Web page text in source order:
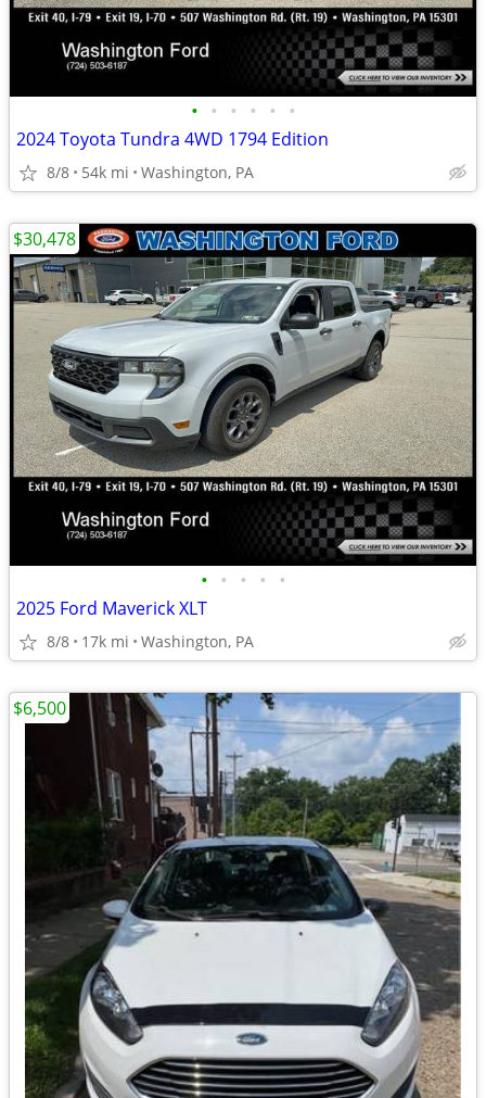
• • • • • •
2024 Toyota Tundra 4WD 1794 Edition
8/8 54k mi Washington, PA
• • • • •
2025 Ford Maverick XLT
8/8 17k mi Washington, PA
$30,478
$6,500